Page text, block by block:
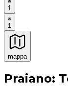
1
1
mappa
Esperienze
Praiano: